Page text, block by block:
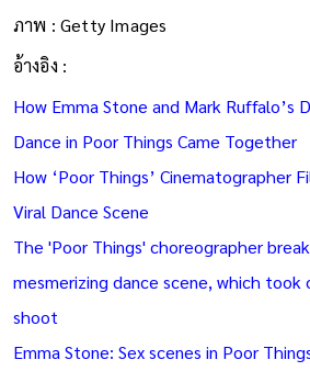
ภาพ : Getty Images
อ้างอิง :
How Emma Stone and Mark Ruffalo’s
Dance in Poor Things Came Together
How ‘Poor Things’ Cinematographer
Viral Dance Scene
The 'Poor Things' choreographer
mesmerizing dance scene, which took
shoot
Emma Stone: Sex scenes in Poor